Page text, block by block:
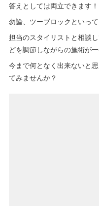
答えとしては両立できます！
勿論、ツーブロックといっ
担当のスタイリストと相談
どを調節しながらの施術が一
今まで何となく出来ないと
てみませんか？